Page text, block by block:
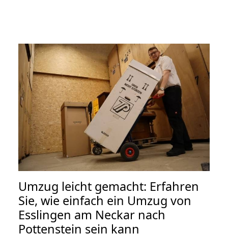
Umzug leicht gemacht: Erfahren
Sie, wie einfach ein Umzug von
Esslingen am Neckar nach
Pottenstein sein kann